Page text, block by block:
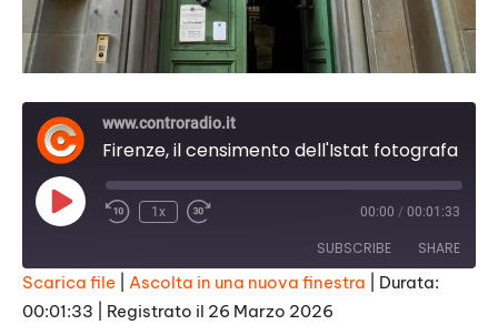
www.controradio.it
Play
Episode
1x 00:00 / 00:01:33
SUBSCRIBE SHARE
SHARE
Scarica file Ascolta in una nuova finestra
Durata:
00:01:33
Registrato il 26 Marzo 2026